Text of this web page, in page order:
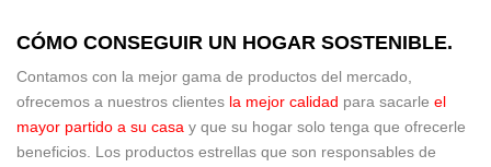
CÓMO CONSEGUIR UN HOGAR SOSTENIBLE.
Contamos con la mejor gama de productos del mercado,
ofrecemos a nuestros clientes la mejor calidad para sacarle el
mayor partido a su casa y que su hogar solo tenga que ofrecerle
beneficios. Los productos estrellas que son responsables de